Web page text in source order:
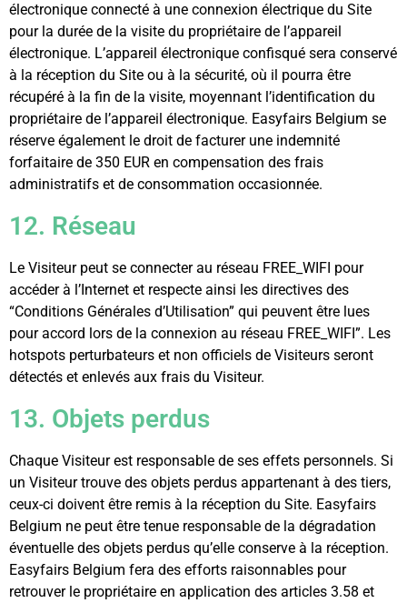
électronique connecté à une connexion électrique du Site
pour la durée de la visite du propriétaire de l’appareil
électronique. L’appareil électronique confisqué sera conservé
à la réception du Site ou à la sécurité, où il pourra être
récupéré à la fin de la visite, moyennant l’identification du
propriétaire de l’appareil électronique. Easyfairs Belgium se
réserve également le droit de facturer une indemnité
forfaitaire de 350 EUR en compensation des frais
administratifs et de consommation occasionnée.
12. Réseau
Le Visiteur peut se connecter au réseau FREE_WIFI pour
accéder à l’Internet et respecte ainsi les directives des
“Conditions Générales d’Utilisation” qui peuvent être lues
pour accord lors de la connexion au réseau FREE_WIFI”. Les
hotspots perturbateurs et non officiels de Visiteurs seront
détectés et enlevés aux frais du Visiteur.
13. Objets perdus
Chaque Visiteur est responsable de ses effets personnels. Si
un Visiteur trouve des objets perdus appartenant à des tiers,
ceux-ci doivent être remis à la réception du Site. Easyfairs
Belgium ne peut être tenue responsable de la dégradation
éventuelle des objets perdus qu’elle conserve à la réception.
Easyfairs Belgium fera des efforts raisonnables pour
retrouver le propriétaire en application des articles 3.58 et